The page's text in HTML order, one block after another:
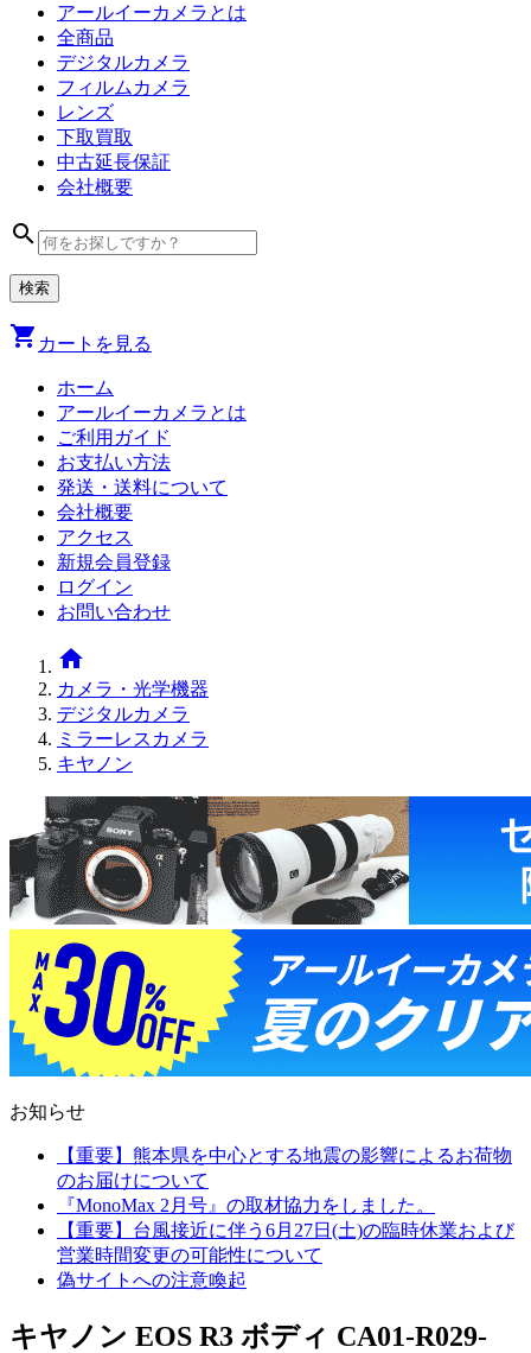
アールイーカメラとは
全商品
デジタルカメラ
フィルム カメラ
レンズ
下取買取
中古延長保証
会社概要
search
shopping_cart カートを見る
ホーム
アールイーカメラとは
ご利用ガイド
お支払い方法
発送・送料について
会社概要
アクセス
新規会員登録
ログイン
お問い合わせ
home
カメラ・光学機器
デジタルカメラ
ミラーレスカメラ
キヤノン
お知らせ
【重要】熊本県を中心とする地震の影響によるお荷物
のお届けについて
『MonoMax 2月号』の取材協力をしました。
【重要】台風接近に伴う6月27日(土)の臨時休業および
営業時間変更の可能性について
偽サイトへの注意喚起
キヤノン EOS R3 ボディ CA01-R029-